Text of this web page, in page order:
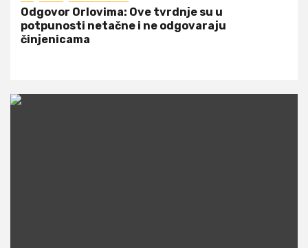
Odgovor Orlovima: ​Ove tvrdnje su u
potpunosti netačne i ne odgovaraju
činjenicama